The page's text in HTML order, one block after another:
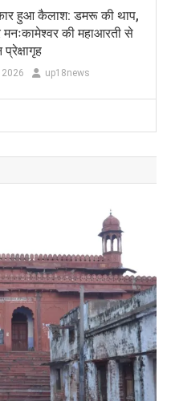
हुआ कैलाश: डमरू की थाप,
की महाआरती से
up18news